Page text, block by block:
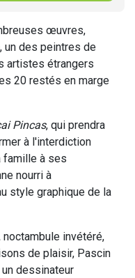
œuvres,
, un des peintres de
artistes étrangers
20 restés en marge
Pincas, qui prendra
à l'interdiction
famille à ses
nourri à
style graphique de la
invétéré,
de plaisir, Pascin
dessinateur